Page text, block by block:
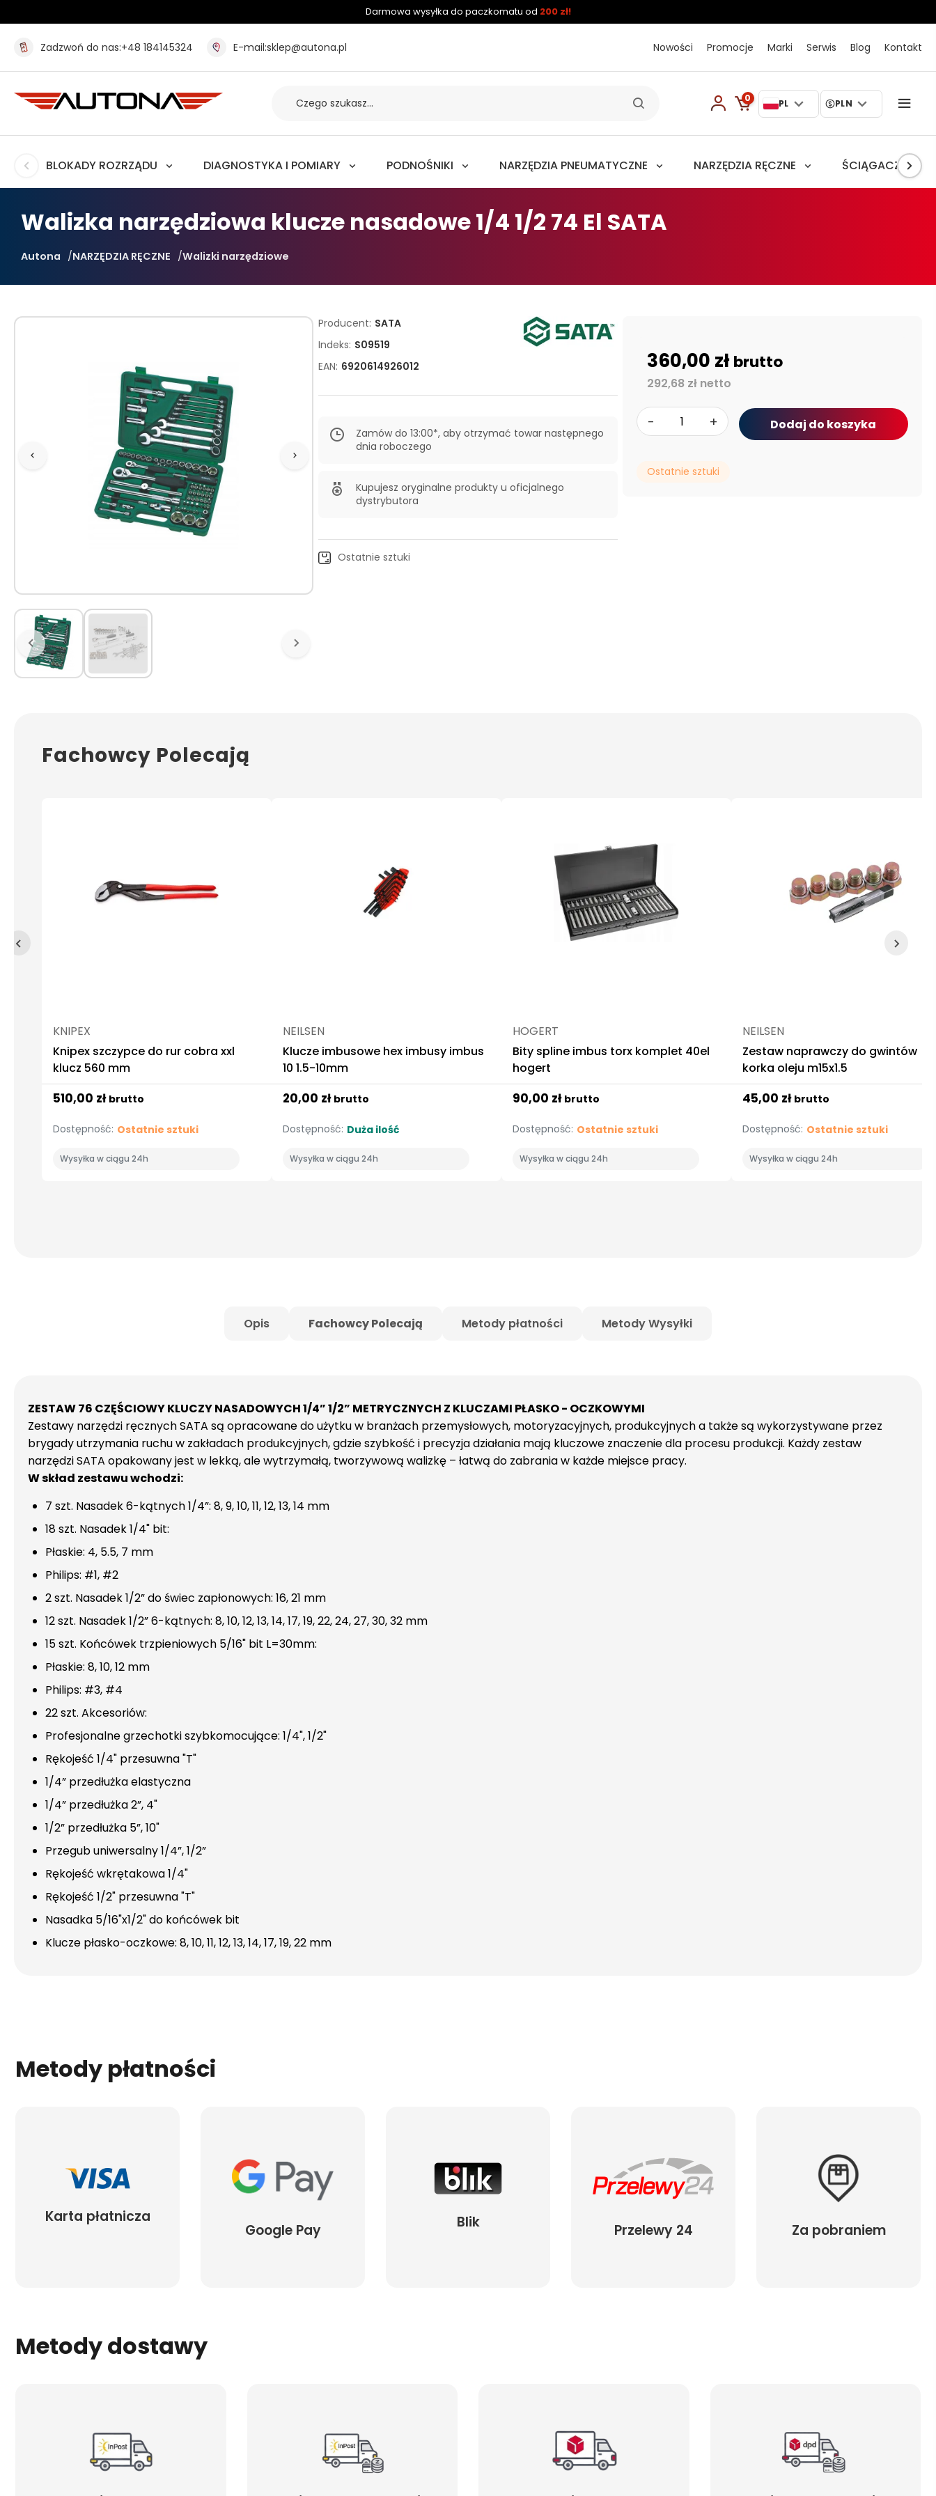
Darmowa wysyłka do paczkomatu od 200 zł!
Zadzwoń do nas:+48 184145324 E-mail:sklep@autona.pl Nowości Promocje Marki Serwis Blog Kontakt
0 PL PLN
BLOKADY ROZRZĄDU DIAGNOSTYKA I POMIARY PODNOŚNIKI NARZĘDZIA PNEUMATYCZNE NARZĘDZIA RĘCZNE ŚCIĄGACZE
Walizka narzędziowa klucze nasadowe 1/4 1/2 74 El SATA
Autona NARZĘDZIA RĘCZNE Walizki narzędziowe
Producent: SATA
Indeks: S09519
EAN: 6920614926012
Zamów do 13:00*, aby otrzymać towar następnego
dnia roboczego
Kupujesz oryginalne produkty u oficjalnego
dystrybutora
Ostatnie sztuki
360,00 złbrutto
292,68 zł netto
- + Dodaj do koszyka
Ostatnie sztuki
Fachowcy Polecają
KNIPEX
Knipex szczypce do rur cobra xxl
klucz 560 mm
510,00 zł brutto
Dostępność: Ostatnie sztuki
Wysyłka w ciągu 24h
NEILSEN
Klucze imbusowe hex imbusy imbus
10 1.5-10mm
20,00 zł brutto
Dostępność: Duża ilość
Wysyłka w ciągu 24h
HOGERT
Bity spline imbus torx komplet 40el
hogert
90,00 zł brutto
Dostępność: Ostatnie sztuki
Wysyłka w ciągu 24h
NEILSEN
Zestaw naprawczy do gwintów
korka oleju m15x1.5
45,00 zł brutto
Dostępność: Ostatnie sztuki
Wysyłka w ciągu 24h
Opis Fachowcy Polecają Metody płatności Metody Wysyłki
ZESTAW 76 CZĘŚCIOWY KLUCZY NASADOWYCH 1/4” 1/2” METRYCZNYCH Z KLUCZAMI PŁASKO - OCZKOWYMI
Zestawy narzędzi ręcznych SATA są opracowane do użytku w branżach przemysłowych, motoryzacyjnych, produkcyjnych a także są wykorzystywane przez
brygady utrzymania ruchu w zakładach produkcyjnych, gdzie szybkość i precyzja działania mają kluczowe znaczenie dla procesu produkcji. Każdy zestaw
narzędzi SATA opakowany jest w lekką, ale wytrzymałą, tworzywową walizkę – łatwą do zabrania w każde miejsce pracy.
W skład zestawu wchodzi:
7 szt. Nasadek 6-kątnych 1/4”: 8, 9, 10, 11, 12, 13, 14 mm
18 szt. Nasadek 1/4" bit:
Płaskie: 4, 5.5, 7 mm
Philips: #1, #2
2 szt. Nasadek 1/2” do świec zapłonowych: 16, 21 mm
12 szt. Nasadek 1/2” 6-kątnych: 8, 10, 12, 13, 14, 17, 19, 22, 24, 27, 30, 32 mm
15 szt. Końcówek trzpieniowych 5/16" bit L=30mm:
Płaskie: 8, 10, 12 mm
Philips: #3, #4
22 szt. Akcesoriów:
Profesjonalne grzechotki szybkomocujące: 1/4", 1/2"
Rękojeść 1/4" przesuwna "T"
1/4” przedłużka elastyczna
1/4” przedłużka 2”, 4"
1/2” przedłużka 5”, 10"
Przegub uniwersalny 1/4”, 1/2”
Rękojeść wkrętakowa 1/4"
Rękojeść 1/2" przesuwna "T"
Nasadka 5/16"x1/2" do końcówek bit
Klucze płasko-oczkowe: 8, 10, 11, 12, 13, 14, 17, 19, 22 mm
Metody płatności
Karta płatnicza
Google Pay Blik Przelewy 24 Za pobraniem
Metody dostawy